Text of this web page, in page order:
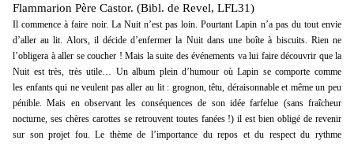
Flammarion Père Castor. (Bibl. de Revel, LFL31)
Il commence à faire noir. La Nuit n’est pas loin. Pourtant Lapin n’a pas du tout envie
d’aller au lit. Alors, il décide d’enfermer la Nuit dans une boîte à biscuits. Rien ne
l’obligera à aller se coucher ! Mais la suite des événements va lui faire découvrir que la
Nuit est très, très utile… Un album plein d’humour où Lapin se comporte comme
les enfants qui ne veulent pas aller au lit : grognon, têtu, déraisonnable et même un peu
pénible. Mais en observant les conséquences de son idée farfelue (sans fraîcheur
nocturne, ses chères carottes se retrouvent toutes fanées !) il est bien obligé de revenir
sur son projet fou. Le thème de l’importance du repos et du respect du rythme